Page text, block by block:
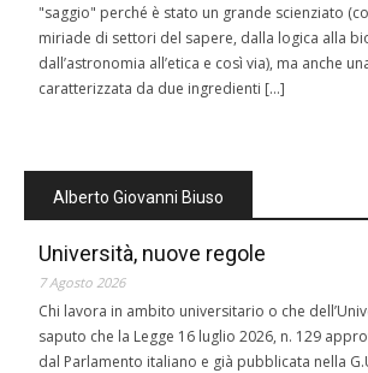
"saggio" perché è stato un grande scienziato
miriade di settori del sapere, dalla logica alla
dall’astronomia all’etica e così via), ma anche
caratterizzata da due ingredienti […]
Alberto Giovanni Biuso
Università, nuove regole
7 Agosto 2026
Chi lavora in ambito universitario o che
saputo che la Legge 16 luglio 2026, n. 129
dal Parlamento italiano e già pubblicata nella